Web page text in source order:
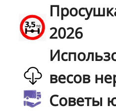
2026
весов
Советы